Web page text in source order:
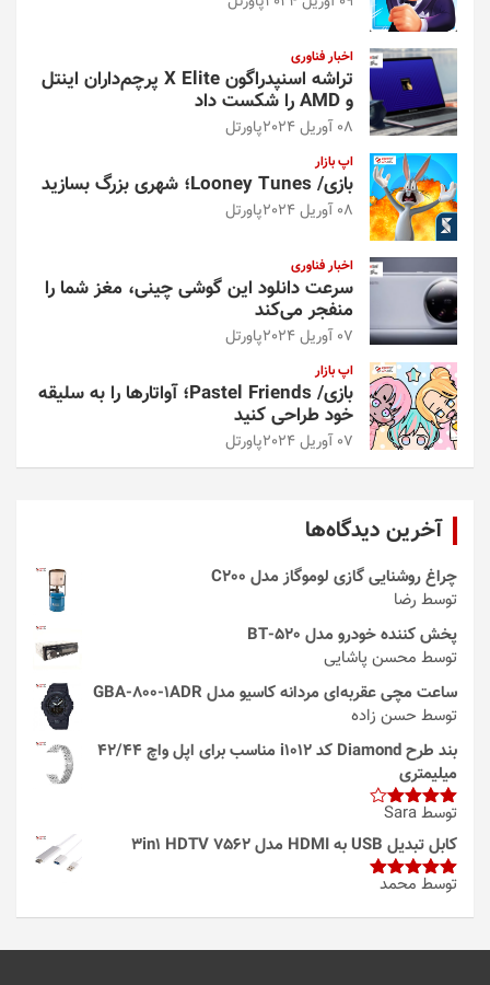
اخبار فناوری
تراشه اسنپدراگون X Elite پرچم‌داران اینتل
و AMD را شکست داد
08 آوریل 2024 پاورتل
اپ بازار
بازی/ Looney Tunes؛ شهری بزرگ بسازید
08 آوریل 2024 پاورتل
اخبار فناوری
سرعت دانلود این گوشی چینی، مغز شما را
منفجر می‌کند
07 آوریل 2024 پاورتل
اپ بازار
بازی/ Pastel Friends؛ آواتارها را به سلیقه
خود طراحی کنید
07 آوریل 2024 پاورتل
آخرین دیدگاه‌ها
چراغ روشنایی گازی لوموگاز مدل C200
توسط رضا
پخش کننده خودرو مدل 520-BT
توسط محسن پاشایی
ساعت مچی عقربه‌ای مردانه کاسیو مدل GBA-800-1ADR
توسط حسن زاده
بند طرح Diamond کد i1012 مناسب برای اپل واچ 42/44
میلیمتری
امتیاز4
از 5
توسط Sara
کابل تبدیل USB به HDMI مدل 3in1 HDTV 7562
امتیاز5از
توسط محمد